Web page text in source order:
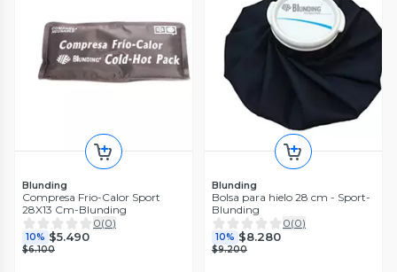
Blunding
Compresa Frio-Calor Sport
28X13 Cm-Blunding
0(0)
10% $5.490
$6.100
Blunding
Bolsa para hielo 28 cm - Sport-
Blunding
0(0)
10% $8.280
$9.200